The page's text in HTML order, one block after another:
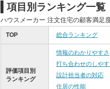
項目別ランキング一覧
ハウスメーカー 注文住宅の顧客満足
TOP 総合ランキング
評価項目別
ランキング
情報のわかりやすさ
打ち合わせのしやす
設計担当者の対応
住居の性能